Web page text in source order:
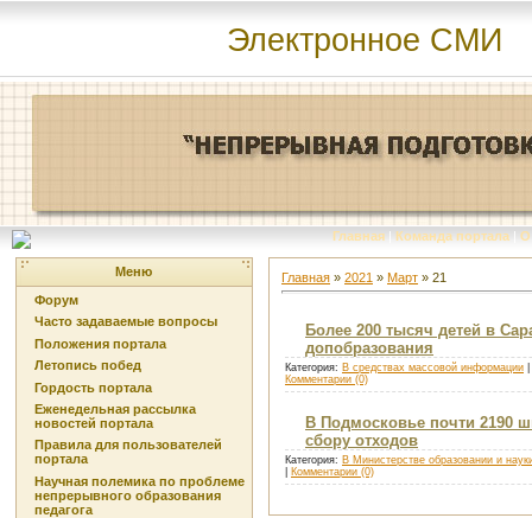
Электронное СМИ
Главная | Команда портала | О
Меню
Форум
Часто задаваемые вопросы
Положения портала
Летопись побед
Гордость портала
Еженедельная рассылка
новостей портала
Правила для пользователей
портала
Научная полемика по проблеме
непрерывного образования
педагога
Главная » 2021 » Март » 21
Более 200 тысяч детей в
допобразования
Категория: В средствах массовой информации
Комментарии (0)
В Подмосковье почти 2190
сбору отходов
Категория: В Министерстве образовании и
Комментарии (0)